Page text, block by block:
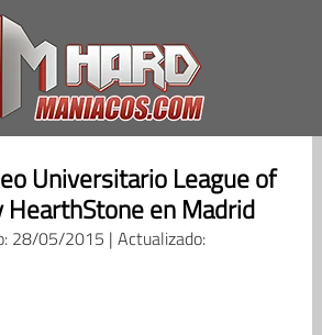
Universitario League of
HearthStone en Madrid
28/05/2015 | Actualizado: